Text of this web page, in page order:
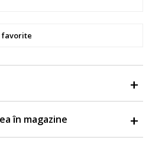
favorite
în magazine